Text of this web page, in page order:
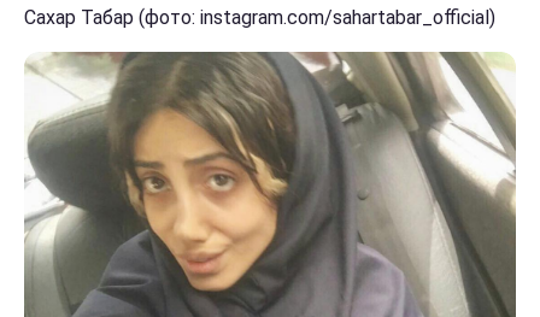
Сахар Табар (фото: instagram.com/sahartabar_official)